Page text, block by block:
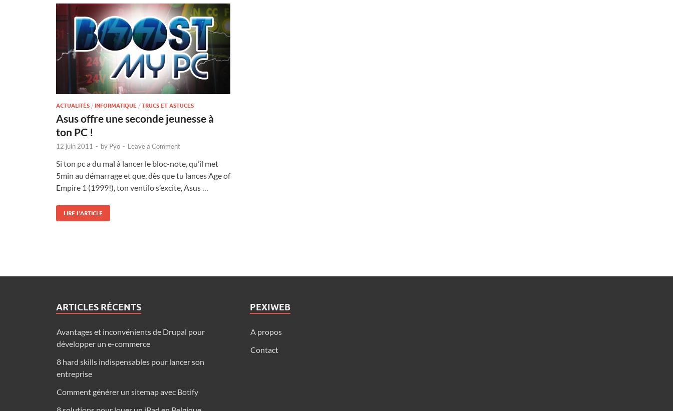
ACTUALITÉS / INFORMATIQUE / TRUCS ET ASTUCES
Asus offre une seconde jeunesse à
ton PC !
12 juin 2011 - by Pyo - Leave a Comment
Si ton pc a du mal à lancer le bloc-note, qu’il met
5min au démarrage et que, dès que tu lances Age of
Empire 1 (1999!), ton ventilo s’excite, Asus …
LIRE L'ARTICLE
ARTICLES RÉCENTS
Avantages et inconvénients de Drupal pour
développer un e-commerce
8 hard skills indispensables pour lancer son
entreprise
Comment générer un sitemap avec Botify
PEXIWEB
A propos
Contact